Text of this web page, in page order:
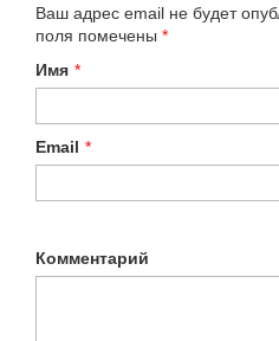
Ваш адрес email не будет
поля помечены *
Имя *
Email *
Комментарий